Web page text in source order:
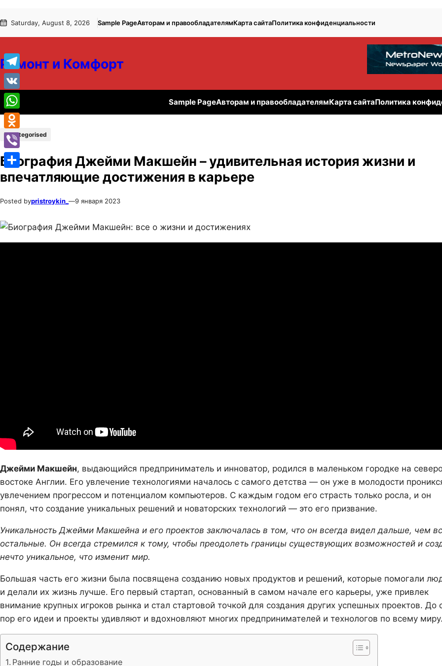
к
к
Saturday, August 8, 2026 Sample PageАвторам и правообладателямКарта сайтаПолитика конфиденциальности
Ремонт и Комфорт
Sample PageАвторам и правообладателямКарта сайтаПолитика
Uncategorised
Биография Джейми Макшейн – удивительная история жизни и
впечатляющие достижения в карьере
Posted bypristroykin_ —9 января 2023
Джейми Макшейн, выдающийся предприниматель и инноватор, родился в маленьком городке на
востоке Англии. Его увлечение технологиями началось с самого детства — он уже в молодости
увлечением прогрессом и потенциалом компьютеров. С каждым годом его страсть только росла, и он
понял, что создание уникальных решений и новаторских технологий — это его призвание.
Уникальность Джейми Макшейна и его проектов заключалась в том, что он всегда видел дальше, чем
остальные. Он всегда стремился к тому, чтобы преодолеть границы существующих возможностей и
нечто уникальное, что изменит мир.
Большая часть его жизни была посвящена созданию новых продуктов и решений, которые помогали
и делали их жизнь лучше. Его первый стартап, основанный в самом начале его карьеры, уже привлек
внимание крупных игроков рынка и стал стартовой точкой для создания других успешных проектов. До
пор его идеи и проекты удивляют и вдохновляют многих предпринимателей и технологов по всему миру.
Содержание
Ранние годы и образование
Telegram
VK
WhatsApp
Odnoklassniki
Viber
Отправить